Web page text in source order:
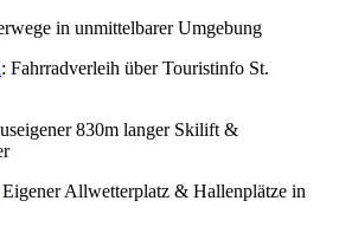
in unmittelbarer Umgebung
: Fahrradverleih über Touristinfo St.
830m langer Skilift &
Eigener Allwetterplatz & Hallenplätze in